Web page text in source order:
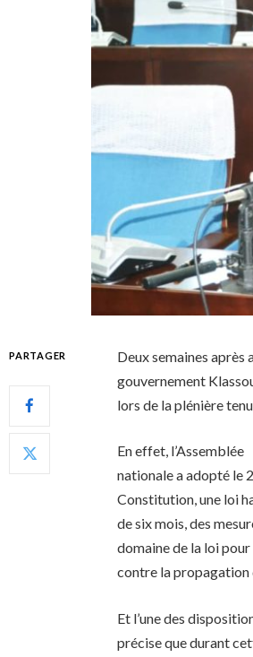
PARTAGER
Deux semaines après
gouvernement
lors de la plénière
En effet, l’Assemblée
nationale a adopté le
Constitution, une loi
de six mois, des
domaine de la loi
contre la
Et l’une des
précise que durant